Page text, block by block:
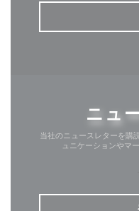
ニュ
当社のニュースレターを購
ュニケーションやマ